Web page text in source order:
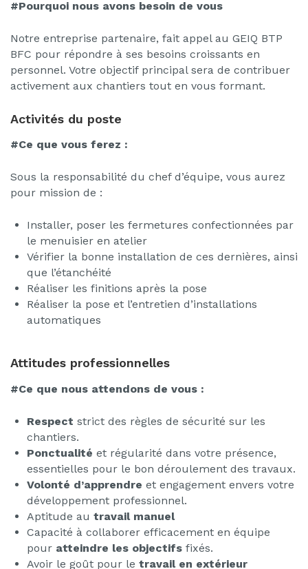
#Pourquoi nous avons besoin de vous
Notre entreprise partenaire, fait appel au GEIQ BTP
BFC pour répondre à ses besoins croissants en
personnel. Votre objectif principal sera de contribuer
activement aux chantiers tout en vous formant.
Activités du poste
#Ce que vous ferez :
Sous la responsabilité du chef d’équipe, vous aurez
pour mission de :
Installer, poser les fermetures confectionnées par
le menuisier en atelier
Vérifier la bonne installation de ces dernières, ainsi
que l’étanchéité
Réaliser les finitions après la pose
Réaliser la pose et l’entretien d’installations
automatiques
Attitudes professionnelles
#Ce que nous attendons de vous :
Respect strict des règles de sécurité sur les
chantiers.
Ponctualité et régularité dans votre présence,
essentielles pour le bon déroulement des travaux.
Volonté d’apprendre et engagement envers votre
développement professionnel.
Aptitude au travail manuel
Capacité à collaborer efficacement en équipe
pour atteindre les objectifs fixés.
Avoir le goût pour le travail en extérieur